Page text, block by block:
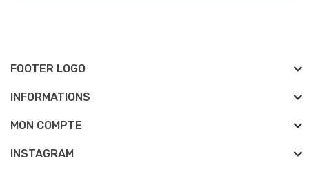
FOOTER LOGO
INFORMATIONS
MON COMPTE
INSTAGRAM